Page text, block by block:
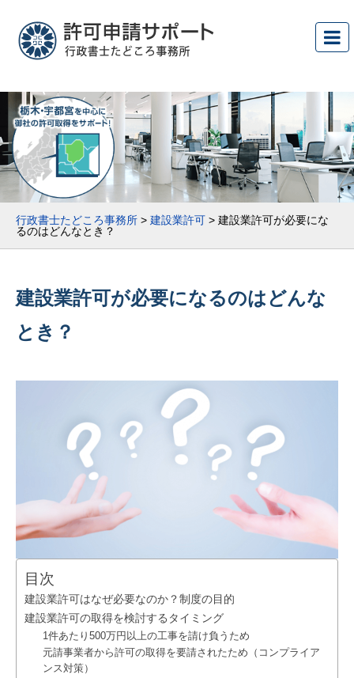
行政書士たどころ事務所 > 建設業許可 > 建設業許可が必要にな
るのはどんなとき？
建設業許可が必要になるのはどんな
とき？
目次
建設業許可はなぜ必要なのか？制度の目的
建設業許可の取得を検討するタイミング
1件あたり500万円以上の工事を請け負うため
元請事業者から許可の取得を要請されたため（コンプライア
ンス対策）